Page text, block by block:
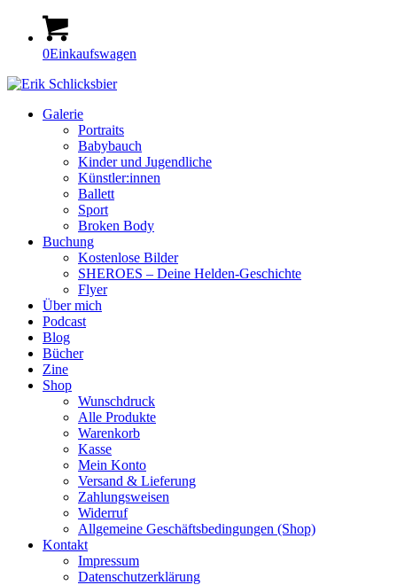
0Einkaufswagen
Galerie
Portraits
Babybauch
Kinder und Jugendliche
Künstler:innen
Ballett
Sport
Broken Body
Buchung
Kostenlose Bilder
SHEROES – Deine Helden-Geschichte
Flyer
Über mich
Podcast
Blog
Bücher
Zine
Shop
Wunschdruck
Alle Produkte
Warenkorb
Kasse
Mein Konto
Versand & Lieferung
Zahlungsweisen
Widerruf
Allgemeine Geschäftsbedingungen (Shop)
Kontakt
Impressum
Datenschutzerklärung